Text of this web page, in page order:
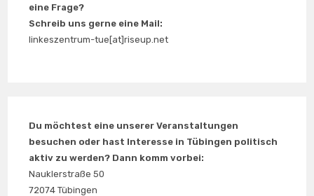
eine Frage?
Schreib uns gerne eine Mail:
linkeszentrum-tue[at]riseup.net
Du möchtest eine unserer Veranstaltungen
besuchen oder hast Interesse in Tübingen politisch
aktiv zu werden? Dann komm vorbei:
Nauklerstraße 50
72074 Tübingen